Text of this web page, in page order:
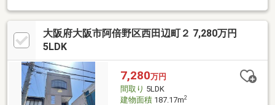
環境■・阪急オアシス西田辺店まで約１００ｍ（徒歩２分）・ロ
ーソン阪南町五丁目店まで約３０ｍ（徒歩１分）・阿倍野阪南郵
便局まで約１２０ｍ（徒歩２分）・大阪市立阪南小学校まで約２
３０ｍ（徒歩３分）・大阪市立阪南中学校まで約７９０ｍ（徒歩
大阪府大阪市阿倍野区西田辺町２ 7,280万円
5LDK
7,280万円
間取り 5LDK
建物面積187.17m2